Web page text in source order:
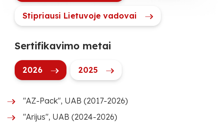
Stipriausi Lietuvoje vadovai
Sertifikavimo metai
2026 2025
"AZ-Pack", UAB (2017-2026)
"Arijus", UAB (2024-2026)